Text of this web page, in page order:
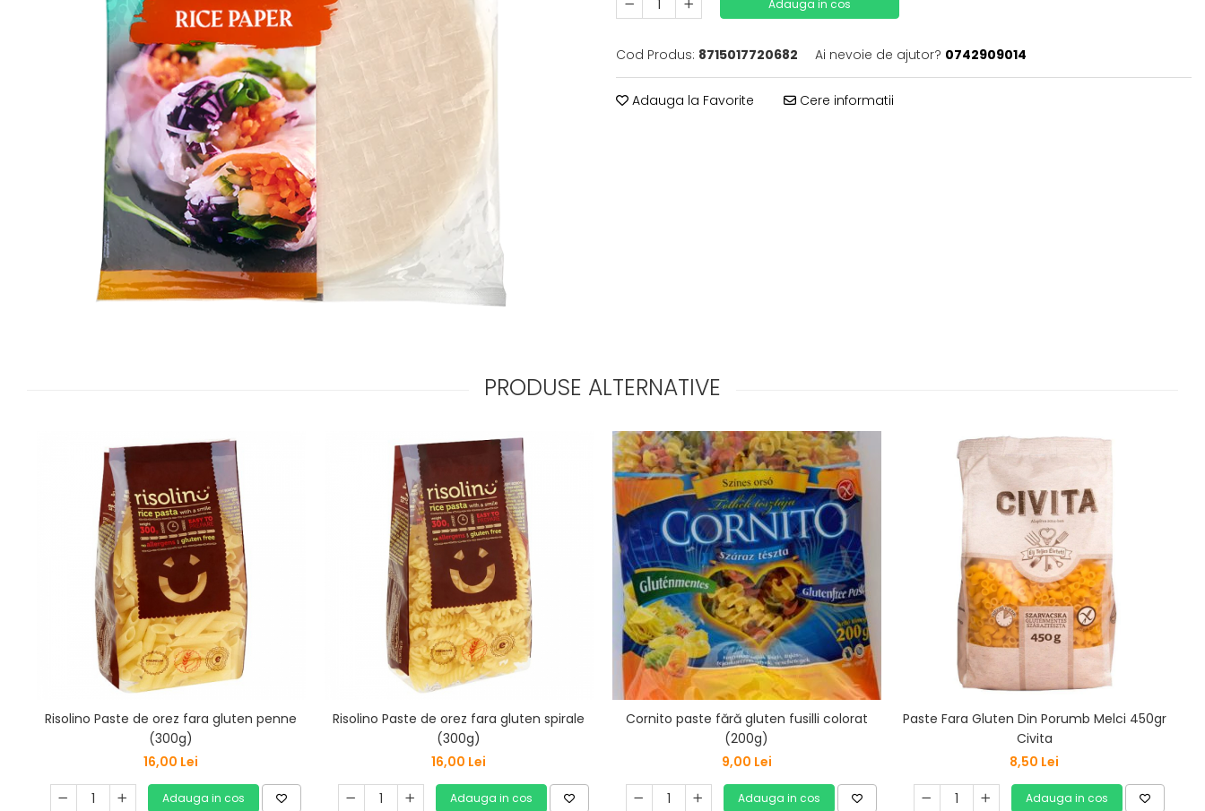
Adauga in cos
Cod Produs: 8715017720682 Ai nevoie de ajutor? 0742909014
Adauga la Favorite Cere informatii
PRODUSE ALTERNATIVE
Risolino Paste de orez fara gluten penne
(300g)
16,00 Lei
Adauga in cos
Risolino Paste de orez fara gluten spirale
(300g)
16,00 Lei
Adauga in cos
Cornito paste fără gluten fusilli colorat
(200g)
9,00 Lei
Adauga in cos
Paste Fara Gluten Din Porumb Melci 450gr
Civita
8,50 Lei
Adauga in cos